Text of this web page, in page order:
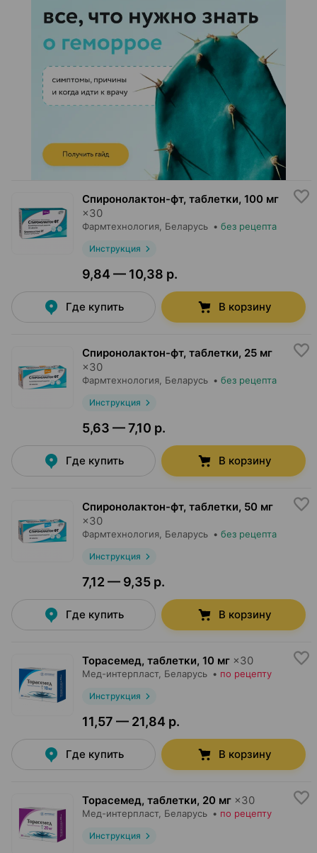
Спиронолактон-фт, таблетки, 100 мг
×30
Фармтехнология , Беларусь • без рецепта
Инструкция
9,84 — 10,38 р.
Где купить В корзину
Спиронолактон-фт, таблетки, 25 мг
×30
Фармтехнология , Беларусь • без рецепта
Инструкция
5,63 — 7,10 р.
Где купить В корзину
Спиронолактон-фт, таблетки, 50 мг
×30
Фармтехнология , Беларусь • без рецепта
Инструкция
7,12 — 9,35 р.
Где купить В корзину
Торасемед, таблетки, 10 мг ×30
Мед-интерпласт, Беларусь • по рецепту
Инструкция
11,57 — 21,84 р.
Где купить В корзину
Торасемед, таблетки, 20 мг ×30
Мед-интерпласт, Беларусь • по рецепту
Инструкция